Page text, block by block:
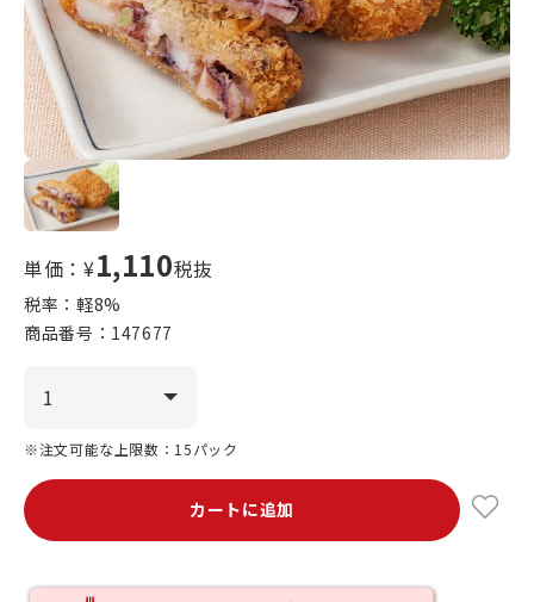
単価：¥1,110税抜
税率：軽8%
商品番号： 147677
※注文可能な上限数：15パック
カートに追加